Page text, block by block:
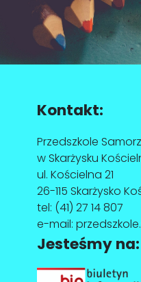
Kontakt:
Przedszkole
w Skarżysku
ul. Kościelna 21
26-115 Skarżysko
tel: (41) 27 14 807
e-mail:
Jesteśmy na: